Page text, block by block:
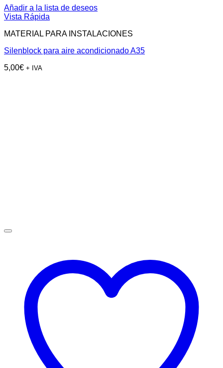
Añadir a la lista de deseos
Vista Rápida
MATERIAL PARA INSTALACIONES
Silenblock para aire acondicionado A35
5,00€ + IVA